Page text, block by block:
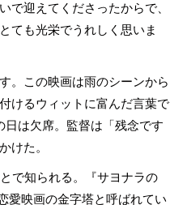
で迎えてくださったからで、
ても光栄でうれしく思いま
。この映画は雨のシーンから
けるウィットに富んだ言葉で
日は欠席。監督は「残念です
けた。
で知られる。『サヨナラの
愛映画の金字塔と呼ばれてい